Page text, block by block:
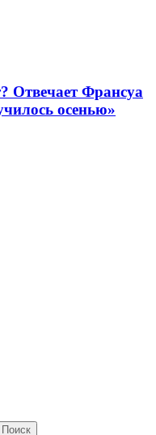
Отвечает Франсуа
осенью»